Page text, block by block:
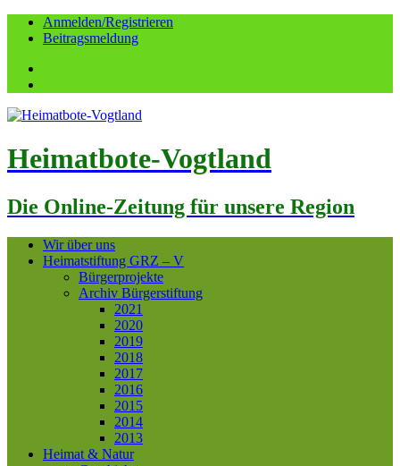
Anmelden/Registrieren
Beitragsmeldung
Heimatbote-Vogtland
Die Online-Zeitung für unsere Region
Wir über uns
Heimatstiftung GRZ – V
Bürgerprojekte
Archiv Bürgerstiftung
2021
2020
2019
2018
2017
2016
2015
2014
2013
Heimat & Natur